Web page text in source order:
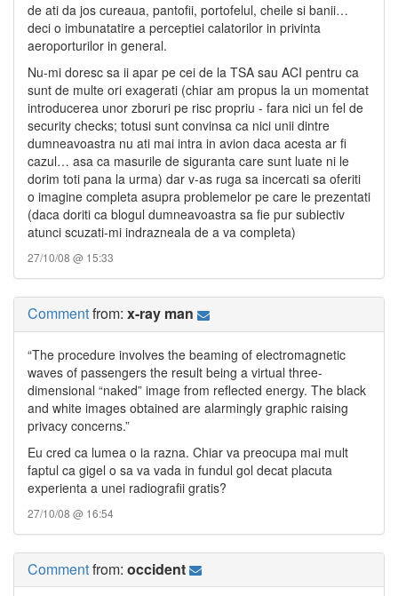
de ati da jos cureaua, pantofii, portofelul, cheile si banii…
deci o imbunatatire a perceptiei calatorilor in privinta
aeroporturilor in general.
Nu-mi doresc sa ii apar pe cei de la TSA sau ACI pentru ca
sunt de multe ori exagerati (chiar am propus la un momentat
introducerea unor zboruri pe risc propriu - fara nici un fel de
security checks; totusi sunt convinsa ca nici unii dintre
dumneavoastra nu ati mai intra in avion daca acesta ar fi
cazul… asa ca masurile de siguranta care sunt luate ni le
dorim toti pana la urma) dar v-as ruga sa incercati sa oferiti
o imagine completa asupra problemelor pe care le prezentati
(daca doriti ca blogul dumneavoastra sa fie pur subiectiv
atunci scuzati-mi indrazneala de a va completa)
27/10/08 @ 15:33
Commentfrom: x-ray man
“The procedure involves the beaming of electromagnetic
waves of passengers the result being a virtual three-
dimensional “naked” image from reflected energy. The black
and white images obtained are alarmingly graphic raising
privacy concerns.”
Eu cred ca lumea o ia razna. Chiar va preocupa mai mult
faptul ca gigel o sa va vada in fundul gol decat placuta
experienta a unei radiografii gratis?
27/10/08 @ 16:54
Commentfrom: occident